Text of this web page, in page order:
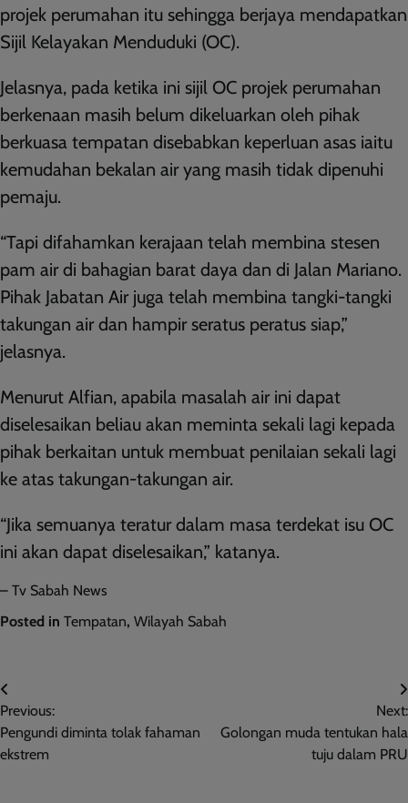
projek perumahan itu sehingga berjaya mendapatkan
Sijil Kelayakan Menduduki (OC).
Jelasnya, pada ketika ini sijil OC projek perumahan
berkenaan masih belum dikeluarkan oleh pihak
berkuasa tempatan disebabkan keperluan asas iaitu
kemudahan bekalan air yang masih tidak dipenuhi
pemaju.
“Tapi difahamkan kerajaan telah membina stesen
pam air di bahagian barat daya dan di Jalan Mariano.
Pihak Jabatan Air juga telah membina tangki-tangki
takungan air dan hampir seratus peratus siap,”
jelasnya.
Menurut Alfian, apabila masalah air ini dapat
diselesaikan beliau akan meminta sekali lagi kepada
pihak berkaitan untuk membuat penilaian sekali lagi
ke atas takungan-takungan air.
“Jika semuanya teratur dalam masa terdekat isu OC
ini akan dapat diselesaikan,” katanya.
– Tv Sabah News
Posted in Tempatan, Wilayah Sabah
Post
navigation
Previous:
Pengundi diminta tolak fahaman
ekstrem
Next:
Golongan muda tentukan hala
tuju dalam PRU